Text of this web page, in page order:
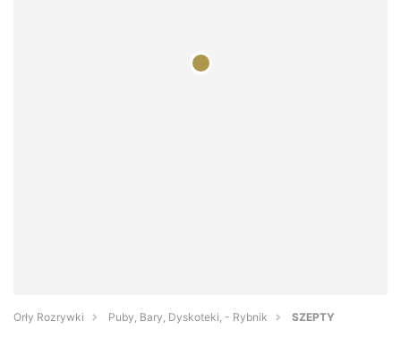
Orły Rozrywki Puby, Bary, Dyskoteki, - Rybnik SZEPTY